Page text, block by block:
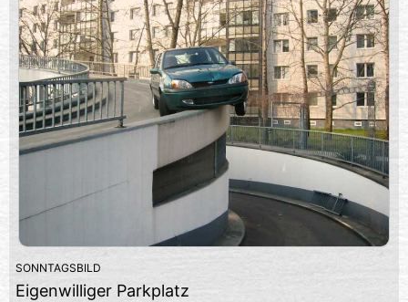
SONNTAGSBILD
Eigenwilliger Parkplatz